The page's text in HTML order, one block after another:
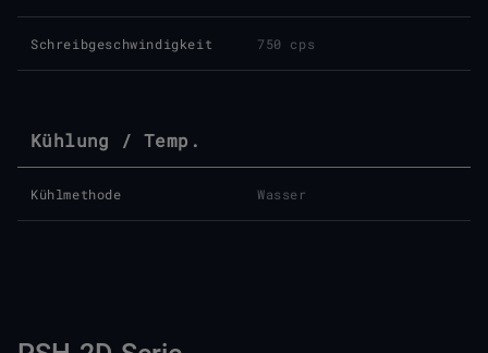
Schreibgeschwindigkeit 750 cps
Kühlung / Temp.
Kühlmethode Wasser